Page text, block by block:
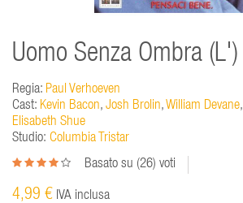
Uomo Senza Ombra (L')
Regia: Paul Verhoeven
Cast: Kevin Bacon, Josh Brolin,William Devane,
Elisabeth Shue
Studio: Columbia Tristar
Basato su (26) voti
4,99 € IVA inclusa